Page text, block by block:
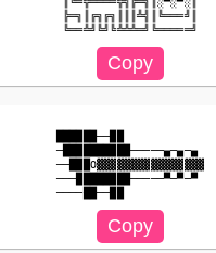
╠═╗║╔╗╔╗║║║╩╣║╚═══╝║
██████──██
─██████████─────▄─▄─▄
──███O▓▓▓▓▓▓▓▓▓▓▓▓▓▓▓▓
───████████─────▀─▀─▀